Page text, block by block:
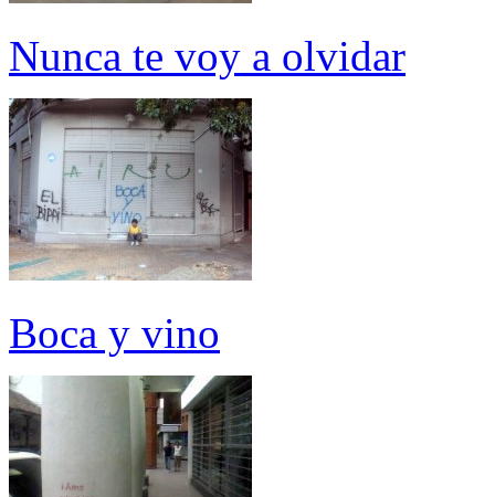
Nunca te voy a olvidar
Boca y vino